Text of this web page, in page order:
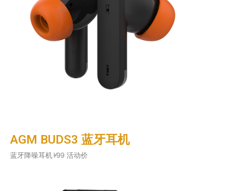
AGM BUDS3 蓝牙耳机
蓝牙降噪耳机¥99 活动价